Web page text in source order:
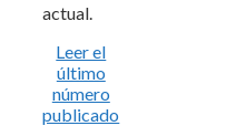
actual.
Leer el
último
número
publicado